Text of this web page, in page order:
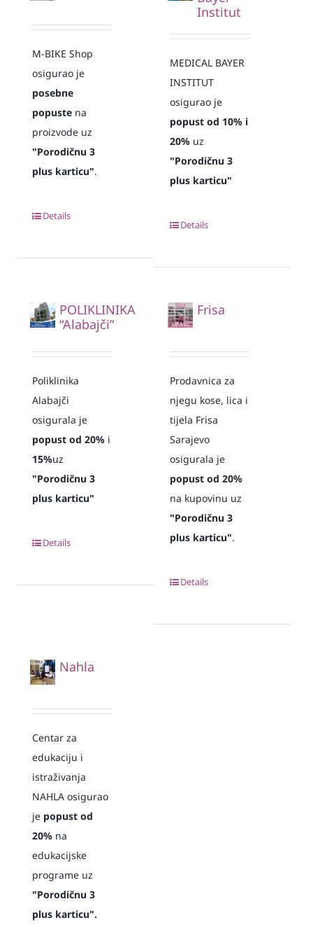
M-BIKE Shop
osigurao je
posebne
popustena
proizvode uz
"Porodičnu 3
plus karticu".
Details
Institut
MEDICAL BAYER
INSTITUT
osigurao je
popust od 10% i
20% uz
"Porodičnu 3
plus karticu"
Details
POLIKLINIKA
“Alabajči”
Poliklinika
Alabajči
osigurala je
popust od 20%i
15%uz
"Porodičnu 3
plus karticu"
Details
Frisa
Prodavnica za
njegu kose, lica i
tijela Frisa
Sarajevo
osigurala je
popust od 20%
na kupovinu uz
"Porodičnu 3
plus karticu".
Details
Nahla
Centar za
edukaciju i
istraživanja
NAHLA osigurao
je popust od
20% na
edukacijske
programe uz
"Porodičnu 3
plus karticu".